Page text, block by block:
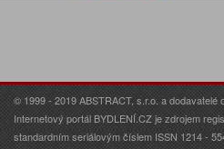
© 1999 - 2019 ABSTRACT, s.r.o. a dodavatelé
Internetový portál BYDLENÍ.CZ je zdrojem
standardním seriálovým číslem ISSN 1214 -